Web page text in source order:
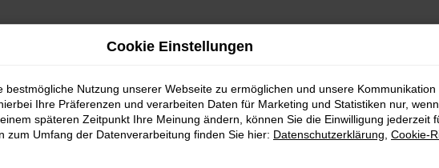
Cookie Einstellungen
bestmögliche Nutzung unserer Webseite zu ermöglichen und unsere Kommunikation
Ihre Präferenzen und verarbeiten Daten für Marketing und Statistiken nur,
späteren Zeitpunkt Ihre Meinung ändern, können Sie die Einwilligung jederzeit
zum Umfang der Datenverarbeitung finden Sie hier: Datenschutzerklärung Cookie-